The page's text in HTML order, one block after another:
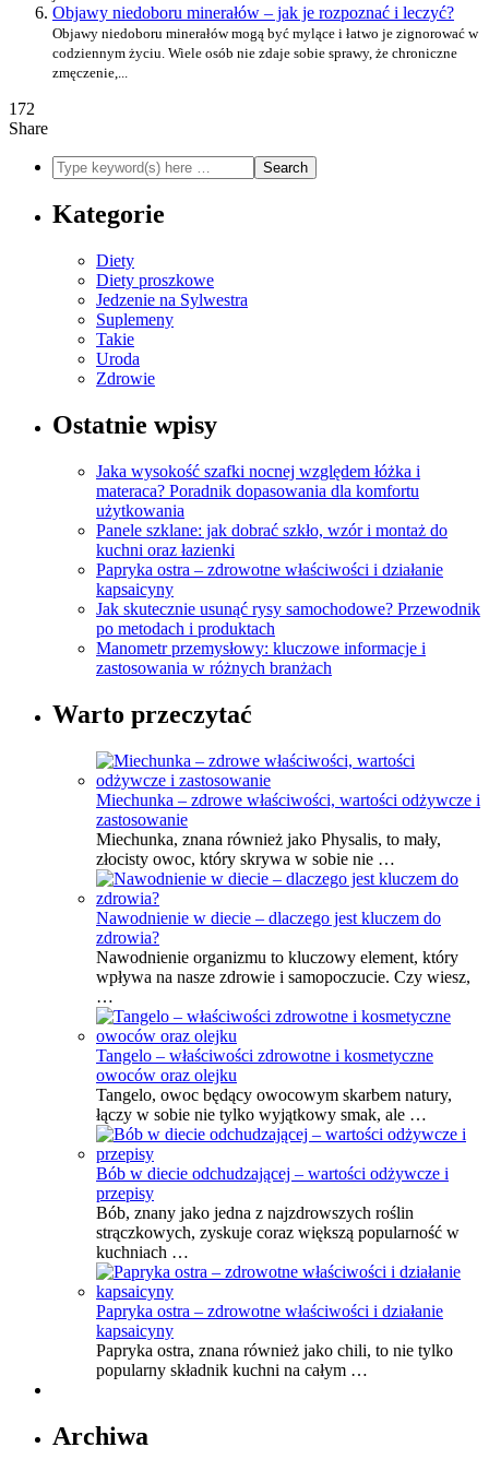
Objawy niedoboru minerałów – jak je rozpoznać i leczyć?
Objawy niedoboru minerałów mogą być mylące i łatwo je zignorować w
codziennym życiu. Wiele osób nie zdaje sobie sprawy, że chroniczne
zmęczenie,...
172
Share
Kategorie
Diety
Diety proszkowe
Jedzenie na Sylwestra
Suplemeny
Takie
Uroda
Zdrowie
Ostatnie wpisy
Jaka wysokość szafki nocnej względem łóżka i
materaca? Poradnik dopasowania dla komfortu
użytkowania
Panele szklane: jak dobrać szkło, wzór i montaż do
kuchni oraz łazienki
Papryka ostra – zdrowotne właściwości i działanie
kapsaicyny
Jak skutecznie usunąć rysy samochodowe? Przewodnik
po metodach i produktach
Manometr przemysłowy: kluczowe informacje i
zastosowania w różnych branżach
Warto przeczytać
Miechunka – zdrowe właściwości, wartości odżywcze i
zastosowanie
Miechunka, znana również jako Physalis, to mały,
złocisty owoc, który skrywa w sobie nie …
Nawodnienie w diecie – dlaczego jest kluczem do
zdrowia?
Nawodnienie organizmu to kluczowy element, który
wpływa na nasze zdrowie i samopoczucie. Czy wiesz,
…
Tangelo – właściwości zdrowotne i kosmetyczne
owoców oraz olejku
Tangelo, owoc będący owocowym skarbem natury,
łączy w sobie nie tylko wyjątkowy smak, ale …
Bób w diecie odchudzającej – wartości odżywcze i
przepisy
Bób, znany jako jedna z najzdrowszych roślin
strączkowych, zyskuje coraz większą popularność w
kuchniach …
Papryka ostra – zdrowotne właściwości i działanie
kapsaicyny
Papryka ostra, znana również jako chili, to nie tylko
popularny składnik kuchni na całym …
Archiwa